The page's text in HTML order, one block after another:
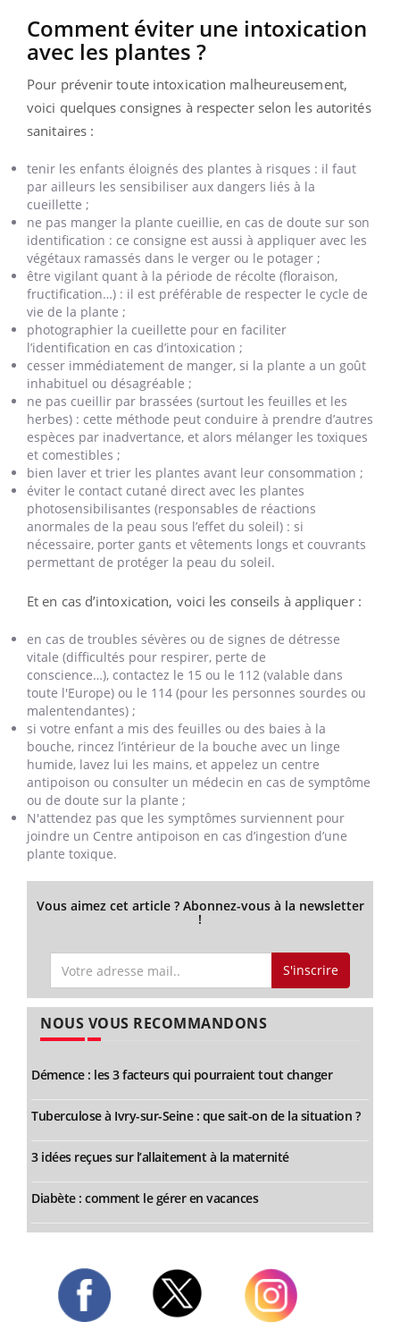
Comment éviter une intoxication
avec les plantes ?
Pour prévenir toute intoxication malheureusement,
voici quelques consignes à respecter selon les autorités
sanitaires :
tenir les enfants éloignés des plantes à risques : il faut
par ailleurs les sensibiliser aux dangers liés à la
cueillette ;
ne pas manger la plante cueillie, en cas de doute sur son
identification : ce consigne est aussi à appliquer avec les
végétaux ramassés dans le verger ou le potager ;
être vigilant quant à la période de récolte (floraison,
fructification…) : il est préférable de respecter le cycle de
vie de la plante ;
photographier la cueillette pour en faciliter
l’identification en cas d’intoxication ;
cesser immédiatement de manger, si la plante a un goût
inhabituel ou désagréable ;
ne pas cueillir par brassées (surtout les feuilles et les
herbes) : cette méthode peut conduire à prendre d’autres
espèces par inadvertance, et alors mélanger les toxiques
et comestibles ;
bien laver et trier les plantes avant leur consommation ;
éviter le contact cutané direct avec les plantes
photosensibilisantes (responsables de réactions
anormales de la peau sous l’effet du soleil) : si
nécessaire, porter gants et vêtements longs et couvrants
permettant de protéger la peau du soleil.
Et en cas d’intoxication, voici les conseils à appliquer :
en cas de troubles sévères ou de signes de détresse
vitale (difficultés pour respirer, perte de
conscience…), contactez le 15 ou le 112 (valable dans
toute l'Europe) ou le 114 (pour les personnes sourdes ou
malentendantes) ;
si votre enfant a mis des feuilles ou des baies à la
bouche, rincez l’intérieur de la bouche avec un linge
humide, lavez lui les mains, et appelez un centre
antipoison ou consulter un médecin en cas de symptôme
ou de doute sur la plante ;
N'attendez pas que les symptômes surviennent pour
joindre un Centre antipoison en cas d’ingestion d’une
plante toxique.
Vous aimez cet article ? Abonnez-vous à la newsletter
!
S'inscrire
NOUS VOUS RECOMMANDONS
Démence : les 3 facteurs qui pourraient tout changer
Tuberculose à Ivry-sur-Seine : que sait-on de la situation ?
3 idées reçues sur l’allaitement à la maternité
Diabète : comment le gérer en vacances